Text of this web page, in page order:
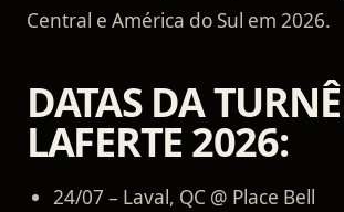
Central e América do Sul em 2026.
DATAS DA
LAFERTE 2026:
24/07 – Laval, QC @ Place Bell